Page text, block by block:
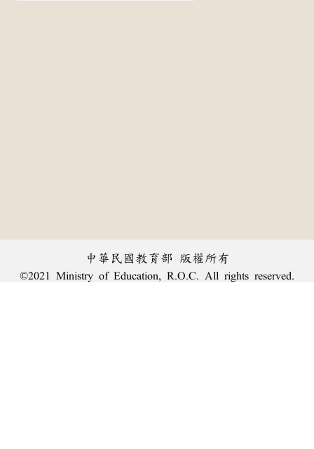
中華民國教育部 版權所有
©2021 Ministry of Education, R.O.C. All rights reserved.